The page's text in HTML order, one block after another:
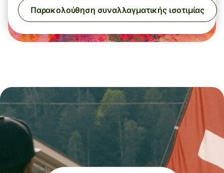
Παρακολούθηση συναλλαγματικής ισοτιμίας